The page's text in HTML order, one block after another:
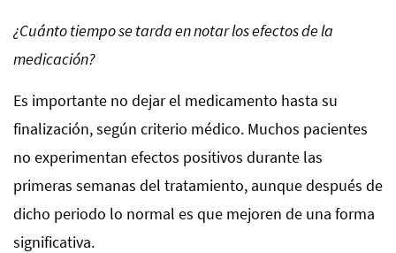
¿Cuánto tiempo se tarda en notar los efectos de la
medicación?
Es importante no dejar el medicamento hasta su
finalización, según criterio médico. Muchos pacientes
no experimentan efectos positivos durante las
primeras semanas del tratamiento, aunque después de
dicho periodo lo normal es que mejoren de una forma
significativa.